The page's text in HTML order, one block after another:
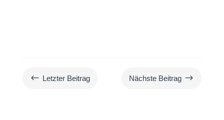
# Letzter Beitrag Nächste Beitrag $